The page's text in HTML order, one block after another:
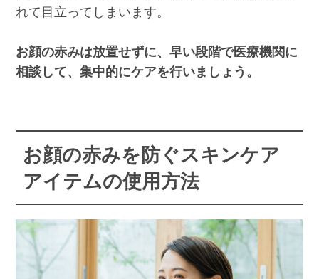
れて目立ってしまいます。
お顔の赤みは放置せずに、早い段階で医療機関に
相談して、集中的にケアを行いましょう。
お顔の赤みを防ぐスキンケア
アイテムの使用方法